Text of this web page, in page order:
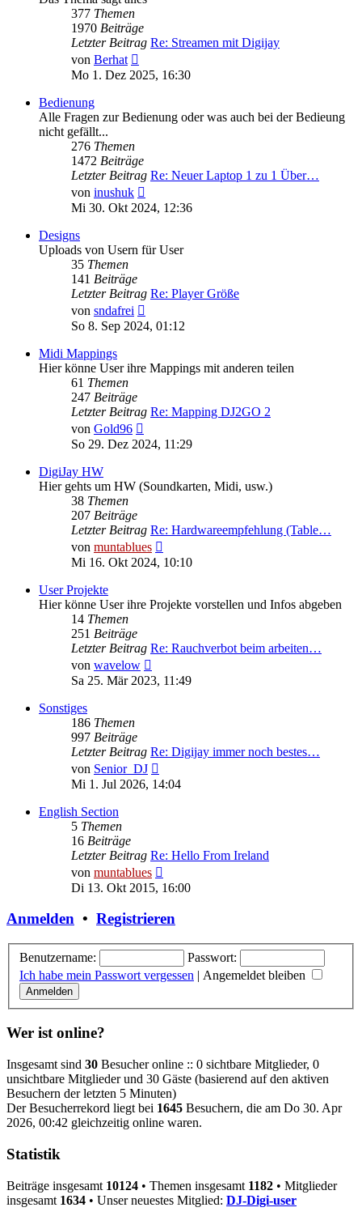
377 Themen
1970 Beiträge
Letzter Beitrag Re: Streamen mit Digijay
von Berhat
Beitrag
Mo 1. Dez 2025, 16:30
Bedienung
Alle Fragen zur Bedienung oder was auch bei der Bedieung
nicht gefällt...
276 Themen
1472 Beiträge
Letzter Beitrag Re: Neuer Laptop 1 zu 1 Über…
von inushuk
Beitrag
Mi 30. Okt 2024, 12:36
Designs
Uploads von Usern für User
35 Themen
141 Beiträge
Letzter Beitrag Re: Player Größe
von sndafrei
Beitrag
So 8. Sep 2024, 01:12
Midi Mappings
Hier könne User ihre Mappings mit anderen teilen
61 Themen
247 Beiträge
Letzter Beitrag Re: Mapping DJ2GO 2
von Gold96
Beitrag
So 29. Dez 2024, 11:29
DigiJay HW
Hier gehts um HW (Soundkarten, Midi, usw.)
38 Themen
207 Beiträge
Letzter Beitrag Re: Hardwareempfehlung (Table…
von muntablues
Beitrag
Mi 16. Okt 2024, 10:10
User Projekte
Hier könne User ihre Projekte vorstellen und Infos abgeben
14 Themen
251 Beiträge
Letzter Beitrag Re: Rauchverbot beim arbeiten…
von wavelow
Beitrag
Sa 25. Mär 2023, 11:49
Sonstiges
186 Themen
997 Beiträge
Letzter Beitrag Re: Digijay immer noch bestes…
von Senior_DJ
Beitrag
Mi 1. Jul 2026, 14:04
English Section
5 Themen
16 Beiträge
Letzter Beitrag Re: Hello From Ireland
von muntablues
Beitrag
Di 13. Okt 2015, 16:00
Anmelden • Registrieren
Benutzername:
Passwort:
Ich habe mein Passwort vergessen | Angemeldet bleiben
Wer ist online?
Insgesamt sind 30 Besucher online :: 0 sichtbare Mitglieder, 0
unsichtbare Mitglieder und 30 Gäste (basierend auf den aktiven
Besuchern der letzten 5 Minuten)
Der Besucherrekord liegt bei 1645 Besuchern, die am Do 30. Apr
2026, 00:42 gleichzeitig online waren.
Statistik
Beiträge insgesamt 10124 • Themen insgesamt 1182 • Mitglieder
insgesamt 1634 • Unser neuestes Mitglied: DJ-Digi-user